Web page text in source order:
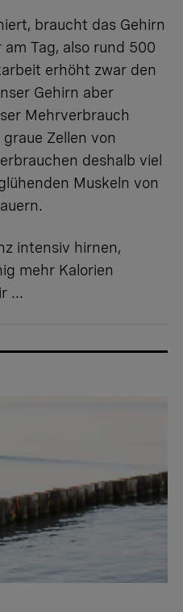
braucht das Gehirn
Tag, also rund 500
erhöht zwar den
Gehirn aber
Mehrverbrauch
Zellen von
deshalb viel
Muskeln von
intensiv hirnen,
mehr Kalorien
...